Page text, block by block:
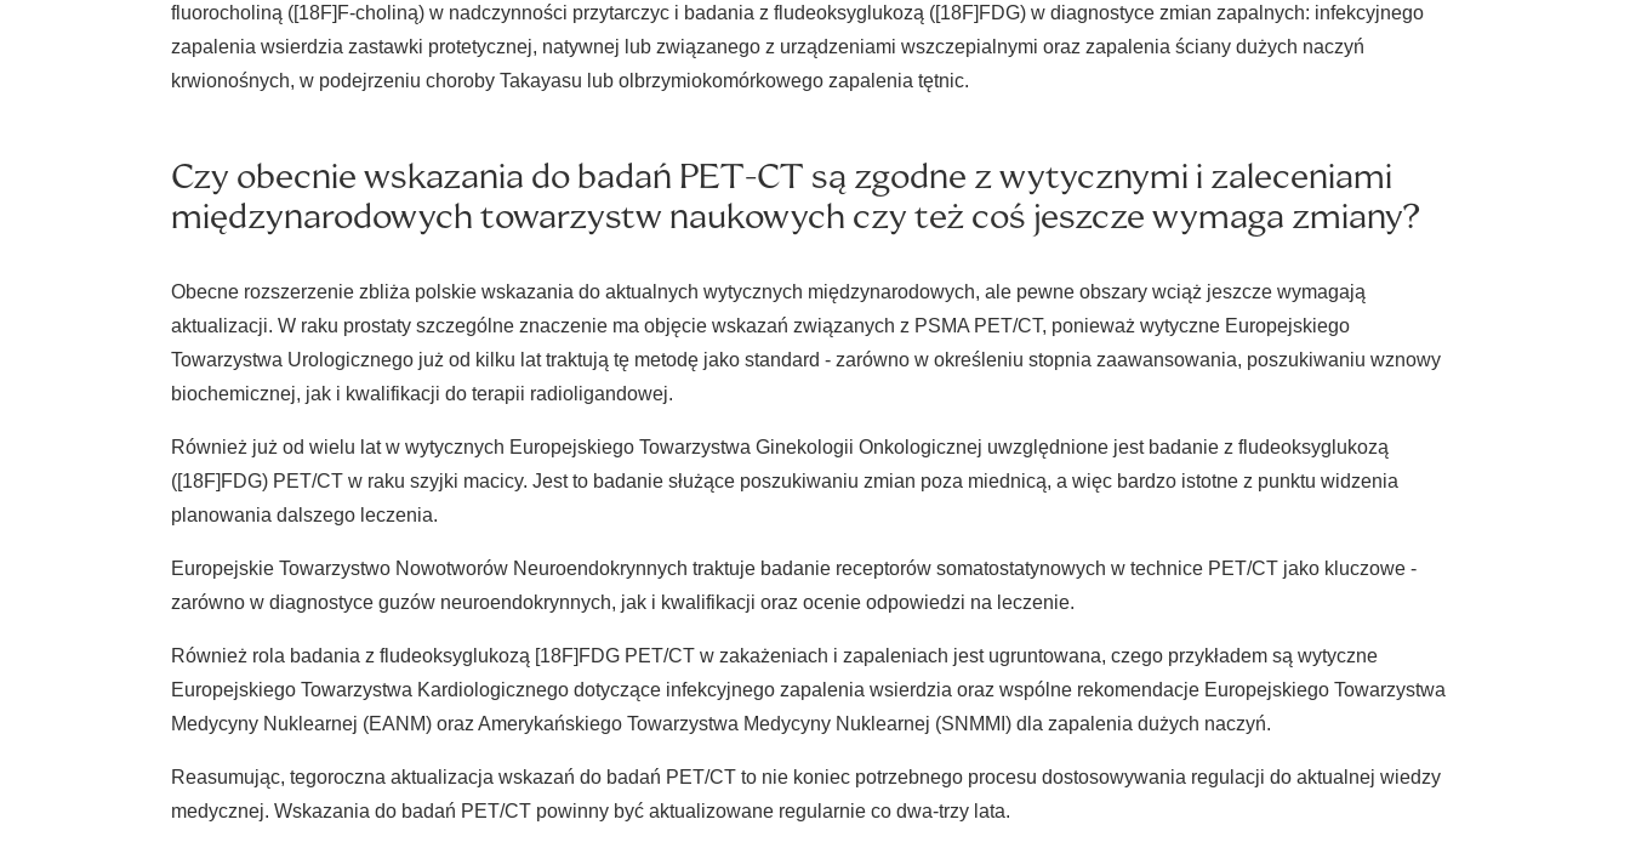
fluorocholiną ([18F]F-choliną) w nadczynności przytarczyc i badania z fludeoksyglukozą ([18F]FDG) w diagnostyce zmian zapalnych: infekcyjnego
zapalenia wsierdzia zastawki protetycznej, natywnej lub związanego z urządzeniami wszczepialnymi oraz zapalenia ściany dużych naczyń
krwionośnych, w podejrzeniu choroby Takayasu lub olbrzymiokomórkowego zapalenia tętnic.
Czy obecnie wskazania do badań PET-CT są zgodne z wytycznymi i zaleceniami
międzynarodowych towarzystw naukowych czy też coś jeszcze wymaga zmiany?
Obecne rozszerzenie zbliża polskie wskazania do aktualnych wytycznych międzynarodowych, ale pewne obszary wciąż jeszcze wymagają
aktualizacji. W raku prostaty szczególne znaczenie ma objęcie wskazań związanych z PSMA PET/CT, ponieważ wytyczne Europejskiego
Towarzystwa Urologicznego już od kilku lat traktują tę metodę jako standard - zarówno w określeniu stopnia zaawansowania, poszukiwaniu wznowy
biochemicznej, jak i kwalifikacji do terapii radioligandowej.
Również już od wielu lat w wytycznych Europejskiego Towarzystwa Ginekologii Onkologicznej uwzględnione jest badanie z fludeoksyglukozą
([18F]FDG) PET/CT w raku szyjki macicy. Jest to badanie służące poszukiwaniu zmian poza miednicą, a więc bardzo istotne z punktu widzenia
planowania dalszego leczenia.
Europejskie Towarzystwo Nowotworów Neuroendokrynnych traktuje badanie receptorów somatostatynowych w technice PET/CT jako kluczowe -
zarówno w diagnostyce guzów neuroendokrynnych, jak i kwalifikacji oraz ocenie odpowiedzi na leczenie.
Również rola badania z fludeoksyglukozą [18F]FDG PET/CT w zakażeniach i zapaleniach jest ugruntowana, czego przykładem są wytyczne
Europejskiego Towarzystwa Kardiologicznego dotyczące infekcyjnego zapalenia wsierdzia oraz wspólne rekomendacje Europejskiego Towarzystwa
Medycyny Nuklearnej (EANM) oraz Amerykańskiego Towarzystwa Medycyny Nuklearnej (SNMMI) dla zapalenia dużych naczyń.
Reasumując, tegoroczna aktualizacja wskazań do badań PET/CT to nie koniec potrzebnego procesu dostosowywania regulacji do aktualnej wiedzy
medycznej. Wskazania do badań PET/CT powinny być aktualizowane regularnie co dwa-trzy lata.